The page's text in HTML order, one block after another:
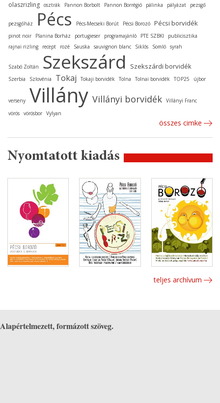
olaszrizling osztrák Pannon Borbolt Pannon Borrégió pálinka pályázat pezsgő
pezsgőház Pécs Pécs-Mecseki Borút Pécsi Borozó Pécsi borvidék
pinot noir Planina Borház portugieser programajánló PTE SZBKI
publicisztika
rajnai rizling
recept rozé Sauska sauvignon blanc Siklós Somló syrah
Szabó Zoltán Szekszárd Szekszárdi borvidék
Szerbia Szlovénia Tokaj Tokaji borvidék Tolna Tolnai borvidék TOP25 újbor
verseny Villány Villányi borvidék Villányi Franc
vörös vörösbor Vylyan
összes cimke
Nyomtatott kiadás
teljes archívum
Alapértelmezett, formázott szöveg.